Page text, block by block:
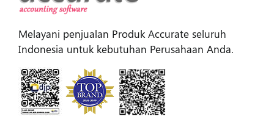
Melayani penjualan Produk Accurate seluruh
Indonesia untuk kebutuhan Perusahaan Anda.